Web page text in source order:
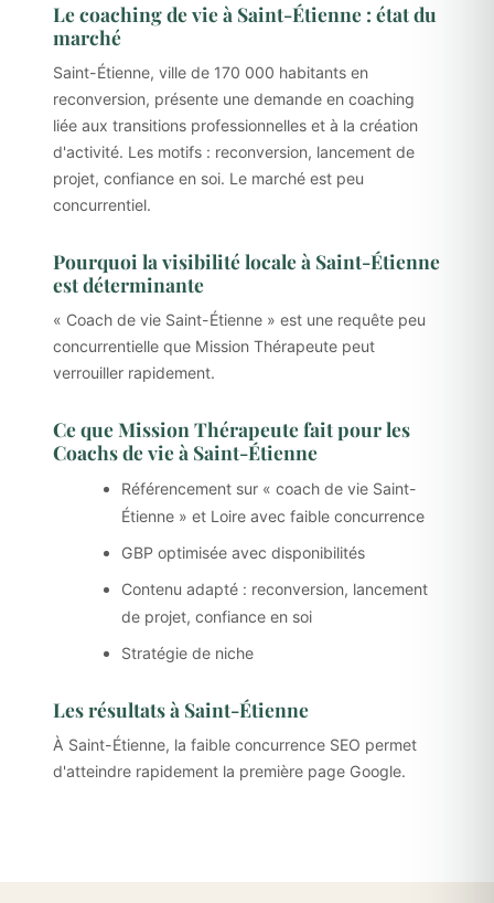
Le coaching de vie à Saint-Étienne : état du
marché
Saint-Étienne, ville de 170 000 habitants en
reconversion, présente une demande en coaching
liée aux transitions professionnelles et à la création
d'activité. Les motifs : reconversion, lancement de
projet, confiance en soi. Le marché est peu
concurrentiel.
Pourquoi la visibilité locale à Saint-Étienne
est déterminante
« Coach de vie Saint-Étienne » est une requête peu
concurrentielle que Mission Thérapeute peut
verrouiller rapidement.
Ce que Mission Thérapeute fait pour les
Coachs de vie à Saint-Étienne
Référencement sur « coach de vie Saint-
Étienne » et Loire avec faible concurrence
GBP optimisée avec disponibilités
Contenu adapté : reconversion, lancement
de projet, confiance en soi
Stratégie de niche
Les résultats à Saint-Étienne
À Saint-Étienne, la faible concurrence SEO permet
d'atteindre rapidement la première page Google.